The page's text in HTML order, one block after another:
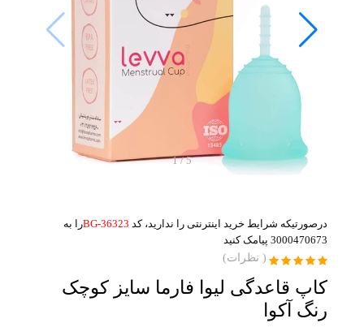
1/5
درصورتیکه شرایط خرید اینترنتی را ندارید، کد BG-36323را به
3000470673 پیامک کنید
( نظرات)
کاپ قاعدگی لیوا فارما سایز کوچک
رنگ آکوا